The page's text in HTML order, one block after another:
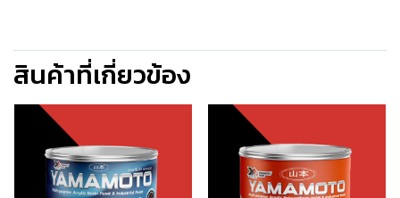
สินค้าที่เกี่ยวข้อง